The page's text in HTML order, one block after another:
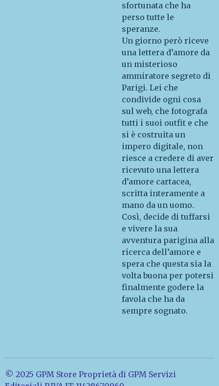
sfortunata che ha
perso tutte le
speranze.
Un giorno però riceve
una lettera d’amore da
un misterioso
ammiratore segreto di
Parigi. Lei che
condivide ogni cosa
sul web, che fotografa
tutti i suoi outfit e che
si è costruita un
impero digitale, non
riesce a credere di aver
ricevuto una lettera
d’amore cartacea,
scritta interamente a
mano da un uomo.
Così, decide di tuffarsi
e vivere la sua
avventura parigina alla
ricerca dell’amore e
spera che questa sia la
volta buona per potersi
finalmente godere la
favola che ha da
sempre sognato.
© 2025 GPM Store Proprietà di GPM Servizi